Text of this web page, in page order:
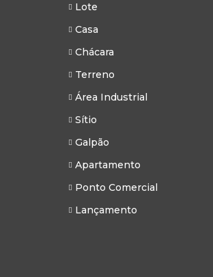
Lote
Casa
Chácara
Terreno
Área Industrial
Sítio
Galpão
Apartamento
Ponto Comercial
Lançamento